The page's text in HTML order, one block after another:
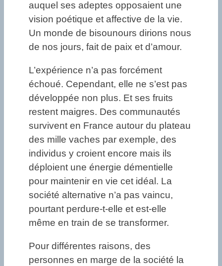
auquel ses adeptes opposaient une
vision poétique et affective de la vie.
Un monde de bisounours dirions nous
de nos jours, fait de paix et d’amour.
L’expérience n’a pas forcément
échoué. Cependant, elle ne s’est pas
développée non plus. Et ses fruits
restent maigres. Des communautés
survivent en France autour du plateau
des mille vaches par exemple, des
individus y croient encore mais ils
déploient une énergie démentielle
pour maintenir en vie cet idéal. La
société alternative n’a pas vaincu,
pourtant perdure-t-elle et est-elle
même en train de se transformer.
Pour différentes raisons, des
personnes en marge de la société la